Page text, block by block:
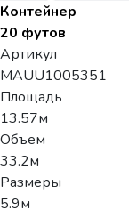
Контейнер
20 футов
Артикул
MAUU1005351
Площадь
13.57м
Объем
33.2м
Размеры
5.9м